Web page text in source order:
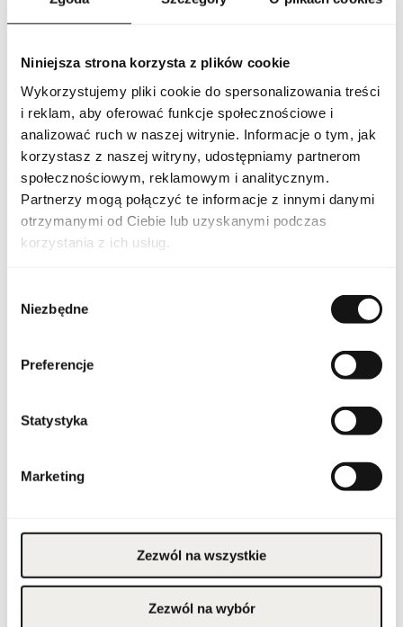
Niniejsza strona korzysta z plików cookie
Wykorzystujemy pliki cookie do spersonalizowania treści
i reklam, aby oferować funkcje społecznościowe i
analizować ruch w naszej witrynie. Informacje o tym, jak
korzystasz z naszej witryny, udostępniamy partnerom
społecznościowym, reklamowym i analitycznym.
Partnerzy mogą połączyć te informacje z innymi danymi
otrzymanymi od Ciebie lub uzyskanymi podczas
korzystania z ich usług.
zgody
Niezbędne
Preferencje
Statystyka
Marketing
Zezwól na wszystkie
Zezwól na wybór
wysoką jakość, wyrafinowany styl i niezapomniane doznania
PARAMETRY
Indeks
HERM VOYAGE 100 EU
Kraj pochodzenia
Ostrzeżenia
Produkt łatwopalny.
zasięgiem dzieci.
Przechowywać w
chłodnym miejscu. Nie
podrażnioną lub
uszkodzoną skórę.
Wyłącznie do użytku
zewnętrznego.